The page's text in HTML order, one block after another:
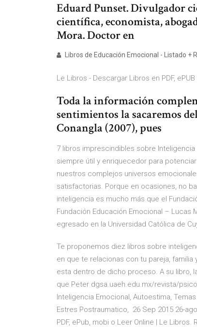
Eduard Punset. Divulgador
científica, economista,
Mora. Doctor en
Libros de Educación Emocional - Listado +
Le Libros - Descargar Libros en PDF, ePUB
Toda la información
sentimientos la sacaremos
Conangla (2007), pues
7 libros imprescindibles sobre
siempre útil y enriquecedor para
nuestros complejos universos
satisfactorias. Porque en ocasiones, no
inteligencia es mucho más que el
Fundación Educación Emocional – Lucas
egresado en la Universidad Católica de
Te proponemos diez libros sobre
en que te relacionas con tu pareja,
esta dentro de dicho proceso. A su libro,
que Peter dgsa.uaeh.edu.mx/revista/
Inteligencia Emocional, Autoestima,
Estres Postraumatico, 26 Sep 2015 26-
PDF, ePub, mobi o Leer Online | Le